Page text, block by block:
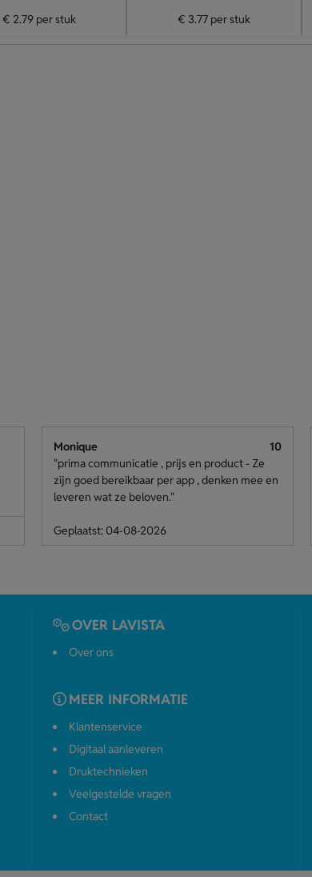
€ 2.79per stuk € 3.77 per stuk
Monique
10
"prima communicatie , prijs en product - Ze
zijn goed bereikbaar per app , denken mee en
leveren wat ze beloven."
Geplaatst: 04-08-2026
OVER LAVISTA
Over ons
MEER INFORMATIE
Klantenservice
Digitaal aanleveren
Druktechnieken
Veelgestelde vragen
Contact